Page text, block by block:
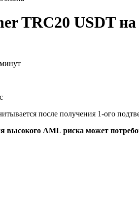
TRC20 USDT на
после получения 1-ого
AML риска может